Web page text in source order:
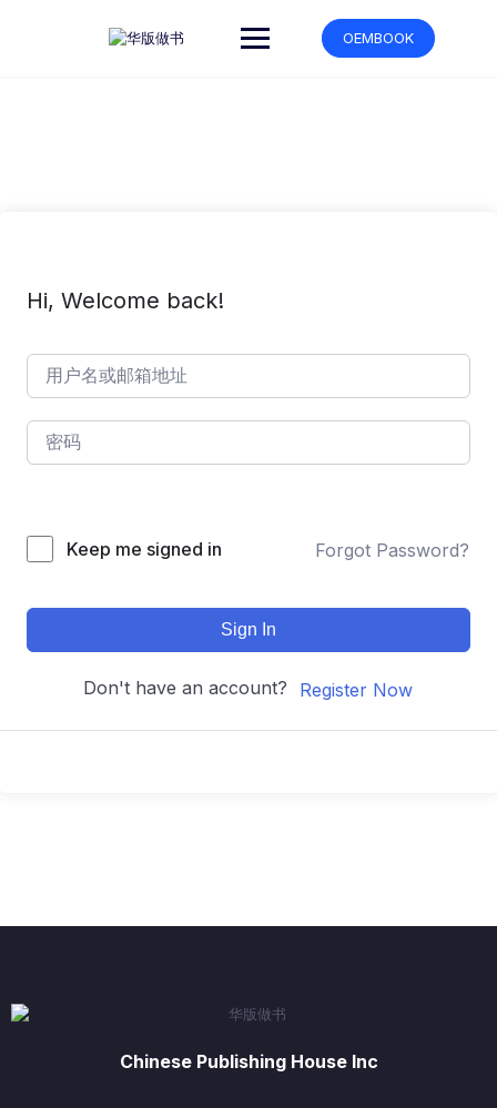
OEMBOOK
Hi, Welcome back!
Keep me signed in Forgot Password?
Sign In
Don't have an account? Register Now
Chinese Publishing House Inc